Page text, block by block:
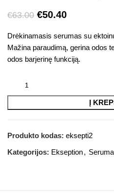
€63.00 €50.40
Drėkinamasis serumas su
Mažina paraudimą, gerina odos
odos barjerinę funkciją.
Į
Produkto kodas: eksepti2
Kategorijos: Ekseption,